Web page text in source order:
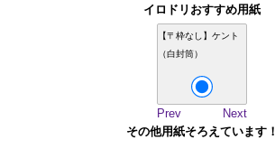
イロドリおすすめ用紙
【〒枠なし】ケント
（白封筒）
Prev
Next
その他用紙そろえています！